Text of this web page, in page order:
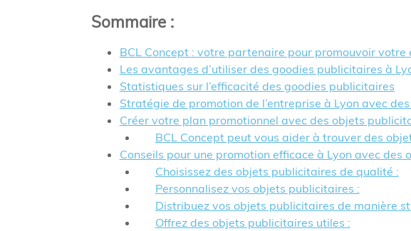
Sommaire:
BCL Concept : votre partenaire pour promouvoir
Les avantages d’utiliser des goodies publicitaires à
Statistiques sur l’efficacité des goodies publicitaires
Stratégie de promotion de l’entreprise à Lyon avec
Créer votre plan promotionnel avec des objets
BCL Concept peut vous aider à trouver des
Conseils pour une promotion efficace à Lyon avec
Choisissez des objets publicitaires de qualité :
Personnalisez vos objets publicitaires :
Distribuez vos objets publicitaires de manière
Offrez des objets publicitaires utiles :